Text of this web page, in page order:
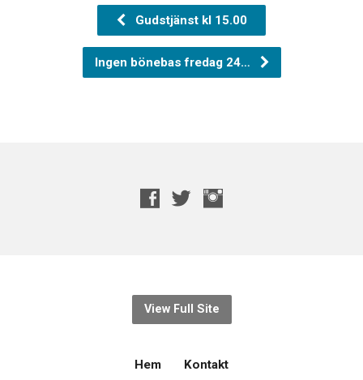
Gudstjänst kl 15.00
Ingen bönebas fredag 24…
View Full Site
Hem Kontakt